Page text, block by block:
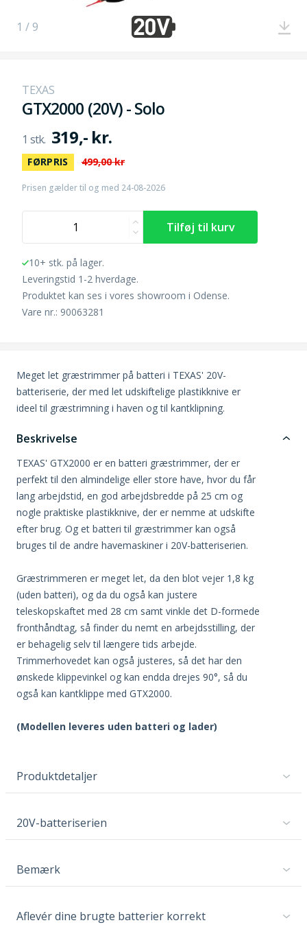
1 / 9
TEXAS
GTX2000 (20V) - Solo
319,- kr.
FØRPRIS 499,00 kr
Prisen gælder til og med 24-08-2026
10+ stk. på lager.
Leveringstid 1-2 hverdage.
Produktet kan ses i vores showroom i Odense.
Vare nr.: 90063281
Meget let græstrimmer på batteri i TEXAS' 20V-
batteriserie, der med let udskiftelige plastikknive er
ideel til græstrimning i haven og til kantklipning.
Beskrivelse
TEXAS' GTX2000 er en batteri græstrimmer, der er
perfekt til den almindelige eller store have, hvor du får
lang arbejdstid, en god arbejdsbredde på 25 cm og
nogle praktiske plastikknive, der er nemme at udskifte
efter brug. Og et batteri til græstrimmer kan også
bruges til de andre havemaskiner i 20V-batteriserien.
Græstrimmeren er meget let, da den blot vejer 1,8 kg
(uden batteri), og da du også kan justere
teleskopskaftet med 28 cm samt vinkle det D-formede
fronthåndtag, så finder du nemt en arbejdsstilling, der
er behagelig selv til længere tids arbejde.
Trimmerhovedet kan også justeres, så det har den
ønskede klippevinkel og kan endda drejes 90°, så du
også kan kantklippe med GTX2000.
(Modellen leveres uden batteri og lader)
Produktdetaljer
20V-batteriserien
Bemærk
Aflevér dine brugte batterier korrekt